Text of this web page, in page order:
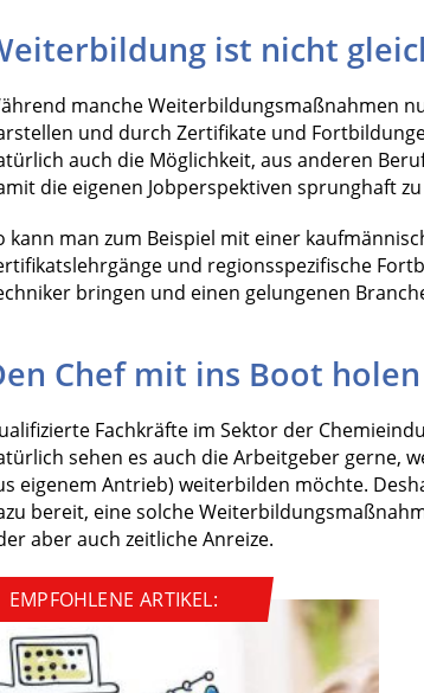
ist nicht
manche Weiterbildungsmaßnahmen
und durch Zertifikate und
auch die Möglichkeit, aus anderen
die eigenen Jobperspektiven sprunghaft
kann man zum Beispiel mit einer
und regionsspezifische
bringen und einen gelungenen
Chef mit ins Boot holen
Fachkräfte im Sektor der
sehen es auch die Arbeitgeber gerne,
eigenem Antrieb) weiterbilden möchte.
bereit, eine solche
aber auch zeitliche Anreize.
EMPFOHLENE ARTIKEL: